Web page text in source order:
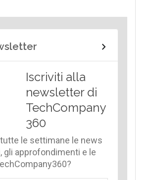
Iscriviti alla
newsletter di
TechCompany
360
le settimane le news
gli approfondimenti e le